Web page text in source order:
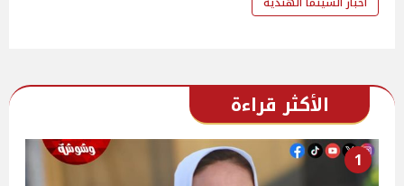
الأكثر قراءة
1